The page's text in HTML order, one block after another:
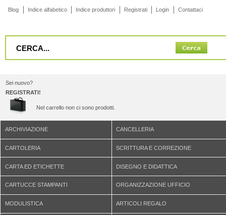
Blog Indice alfabetico Indice produttori Registrati Login Contattaci
Sei nuovo?
REGISTRATI!
Nel carrello non ci sono prodotti.
ARCHIVIAZIONE CANCELLERIA
CARTOLERIA SCRITTURA E CORREZIONE
CARTA ED ETICHETTE DISEGNO E DIDATTICA
CARTUCCE STAMPANTI ORGANIZZAZIONE UFFICIO
MODULISTICA ARTICOLI REGALO